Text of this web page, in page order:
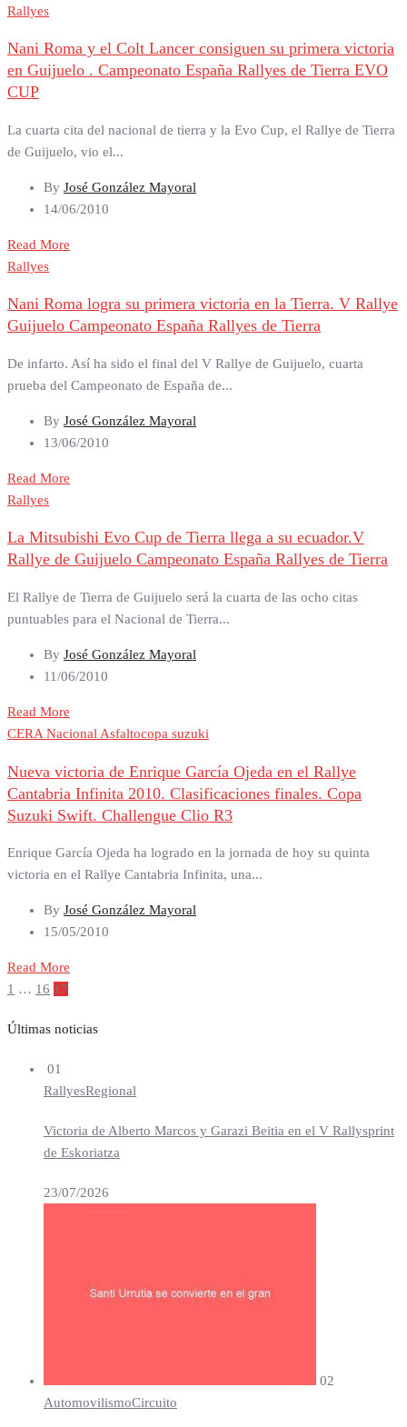
Rallyes
Nani Roma y el Colt Lancer consiguen su primera victoria
en Guijuelo . Campeonato España Rallyes de Tierra EVO
CUP
La cuarta cita del nacional de tierra y la Evo Cup, el Rallye de Tierra
de Guijuelo, vio el...
By José González Mayoral
14/06/2010
Read More
Rallyes
Nani Roma logra su primera victoria en la Tierra. V Rallye
Guijuelo Campeonato España Rallyes de Tierra
De infarto. Así ha sido el final del V Rallye de Guijuelo, cuarta
prueba del Campeonato de España de...
By José González Mayoral
13/06/2010
Read More
Rallyes
La Mitsubishi Evo Cup de Tierra llega a su ecuador.V
Rallye de Guijuelo Campeonato España Rallyes de Tierra
El Rallye de Tierra de Guijuelo será la cuarta de las ocho citas
puntuables para el Nacional de Tierra...
By José González Mayoral
11/06/2010
Read More
CERA Nacional Asfaltocopa suzuki
Nueva victoria de Enrique García Ojeda en el Rallye
Cantabria Infinita 2010. Clasificaciones finales. Copa
Suzuki Swift. Challengue Clio R3
Enrique García Ojeda ha logrado en la jornada de hoy su quinta
victoria en el Rallye Cantabria Infinita, una...
By José González Mayoral
15/05/2010
Read More
Paginación
entradas
1 … 16 17
Últimas noticias
01
RallyesRegional
Victoria de Alberto Marcos y Garazi Beitia en el V Rallysprint
de Eskoriatza
23/07/2026
02
AutomovilismoCircuito